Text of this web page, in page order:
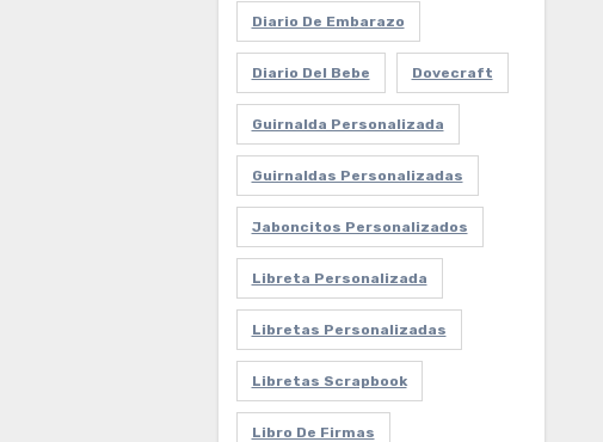
Diario De Embarazo
Diario Del Bebe Dovecraft
Guirnalda Personalizada
Guirnaldas Personalizadas
Jaboncitos Personalizados
Libreta Personalizada
Libretas Personalizadas
Libretas Scrapbook
Libro De Firmas